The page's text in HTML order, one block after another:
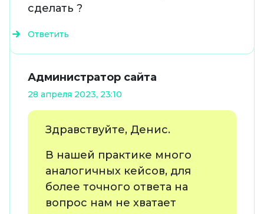
сделать ?
Ответить
Администратор сайта
28 апреля 2023, 23:10
Здравствуйте, Денис.
В нашей практике много
аналогичных кейсов, для
более точного ответа на
вопрос нам не хватает